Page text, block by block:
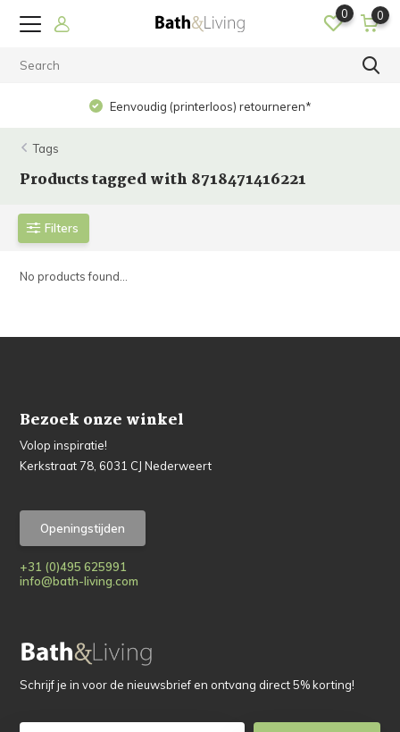
0 0
Eenvoudig (printerloos) retourneren*
Tags
Products tagged with 8718471416221
Filters
No products found...
Bezoek onze winkel
Volop inspiratie!
Kerkstraat 78, 6031 CJ Nederweert
Openingstijden
+31 (0)495 625991
info@bath-living.com
Schrijf je in voor de nieuwsbrief en ontvang direct 5% korting!